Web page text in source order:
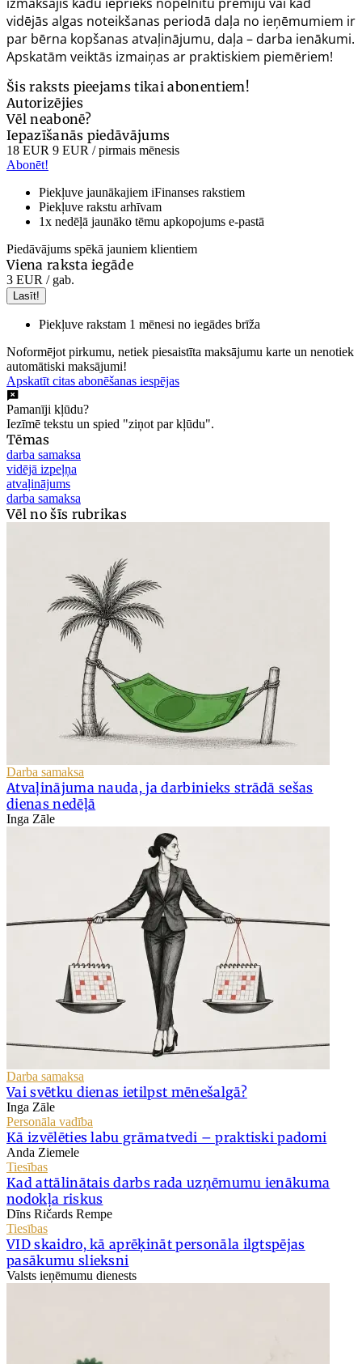
vidējās algas noteikšanas periodā daļa no ieņēmumiem ir
par bērna kopšanas atvaļinājumu, daļa – darba ienākumi.
Apskatām veiktās izmaiņas ar praktiskiem piemēriem!
Šis raksts pieejams tikai abonentiem!
Autorizējies
Vēl neabonē?
Iepazīšanās piedāvājums
18 EUR 9 EUR / pirmais mēnesis
Abonēt!
Piekļuve jaunākajiem iFinanses rakstiem
Piekļuve rakstu arhīvam
1x nedēļā jaunāko tēmu apkopojums e-pastā
Piedāvājums spēkā jauniem klientiem
Viena raksta iegāde
3 EUR / gab.
Lasīt!
Piekļuve rakstam 1 mēnesi no iegādes brīža
Noformējot pirkumu, netiek piesaistīta maksājumu karte un nenotiek
automātiski maksājumi!
Apskatīt citas abonēšanas iespējas
Pamanīji kļūdu?
Iezīmē tekstu un spied "ziņot par kļūdu".
Tēmas
darba samaksa
vidējā izpeļņa
atvaļinājums
darba samaksa
Vēl no šīs rubrikas
Darba samaksa
Atvaļinājuma nauda, ja darbinieks strādā sešas
dienas nedēļā
Inga Zāle
Darba samaksa
Vai svētku dienas ietilpst mēnešalgā?
Inga Zāle
Personāla vadība
Kā izvēlēties labu grāmatvedi – praktiski padomi
Anda Ziemele
Tiesības
Kad attālinātais darbs rada uzņēmumu ienākuma
nodokļa riskus
Dīns Ričards Rempe
Tiesības
VID skaidro, kā aprēķināt personāla ilgtspējas
pasākumu slieksni
Valsts ieņēmumu dienests